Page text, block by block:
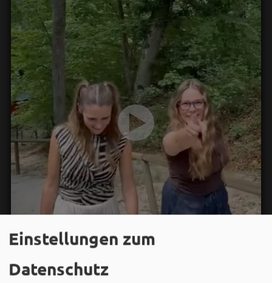
Einstellungen zum
Datenschutz